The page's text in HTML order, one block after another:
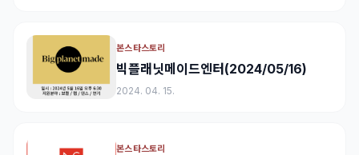
본스타스토리
빅플래닛메이드엔터(2024/05/16)
2024. 04. 15.
본스타스토리